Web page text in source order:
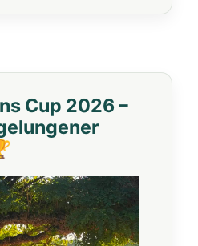
Cup 2026 –